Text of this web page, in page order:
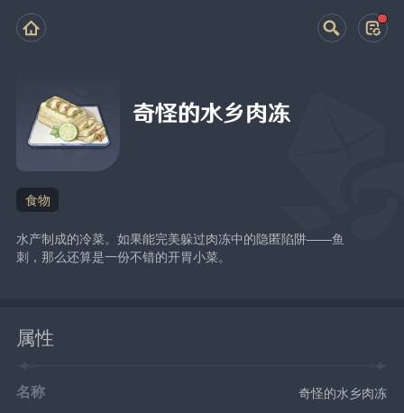
奇怪的水乡肉冻
食物
水产制成的冷菜。如果能完美躲过肉冻中的隐匿陷阱——鱼
刺，那么还算是一份不错的开胃小菜。
属性
名称 奇怪的水乡肉冻